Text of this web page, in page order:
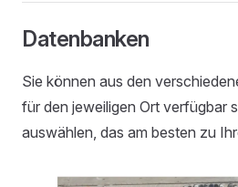
Datenbanken
Sie können aus den
für den jeweiligen Ort verfügbar
auswählen, das am besten zu